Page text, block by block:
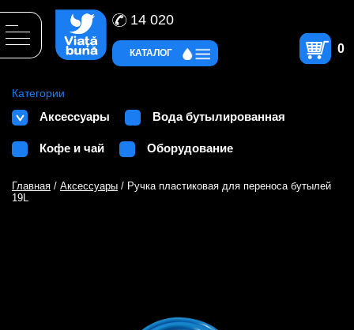
14 020
0
КАТАЛОГ
Категории
Аксессуары Вода бутылированная
Кофе и чай Оборудование
Главная / Аксессуары / Ручка пластиковая для переноса бутылей
19L